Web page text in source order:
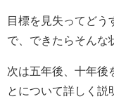
目標を見失ってどう
で、できたらそんな
次は五年後、十年後
とについて詳しく説